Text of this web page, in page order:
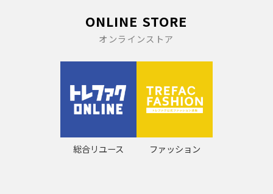
ONLINE STORE
オンラインストア
総合リユース ファッション